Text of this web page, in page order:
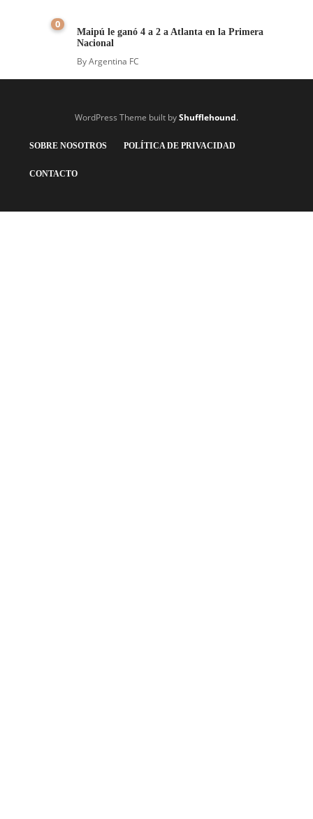
0
Maipú le ganó 4 a 2 a Atlanta en la Primera
Nacional
ByArgentina FC
WordPress Theme built byShufflehound.
SOBRE NOSOTROS POLÍTICA DE PRIVACIDAD
CONTACTO